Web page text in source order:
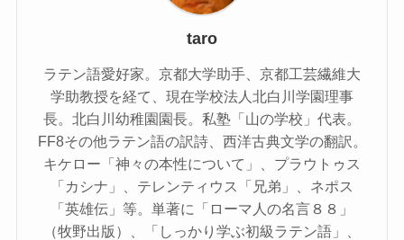
taro
ラテン語愛好家。京都大学助手、京都工芸繊維大
学助教授を経て、現在学校法人北白川学園理事
長。北白川幼稚園園長。私塾「山の学校」代表。
FF8その他ラテン語の訳詩、西洋古典文学の翻訳。
キケロー「神々の本性について」、プラウトゥス
「カシナ」、テレンティウス「兄弟」、ネポス
「英雄伝」等。単著に「ローマ人の名言８８」
（牧野出版）、「しっかり学ぶ初級ラテン語」、